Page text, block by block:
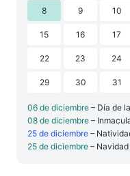
8 9 10
15 16 17
22 23 24
29 30 31
06 de diciembre – Día de
08 de diciembre –
25 de diciembre –
25 de diciembre – Navidad